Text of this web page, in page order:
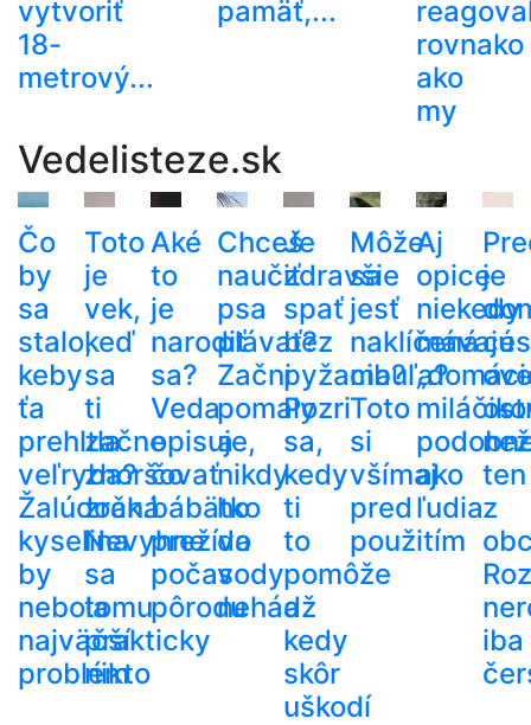
vytvoriť
18-
metrový...
pamäť,...
rovnako
ako
my
Vedelisteze.sk
Čo
by
sa
stalo,
keby
ťa
prehltla
veľryba?
Žalúdočná
kyselina
by
nebola
najväčší
problém
Toto
je
vek,
keď
sa
ti
začne
zhoršovať
zrak.
Nevyhne
sa
tomu
prakticky
nikto
Aké
to
je
narodiť
sa?
Veda
opisuje,
čo
bábätko
prežíva
počas
pôrodu
Chceš
naučiť
psa
plávať?
Začni
pomaly
a
nikdy
ho
do
vody
nehádž
Je
zdravšie
spať
bez
pyžama?
Pozri
sa,
kedy
ti
to
pomôže
a
kedy
skôr
uškodí
Môže
sa
jesť
naklíčená
cibuľa?
Toto
si
všímaj
pred
použitím
Aj
opice
niekedy
mávajú
ako
ľudia
je
než
ten
z
iba